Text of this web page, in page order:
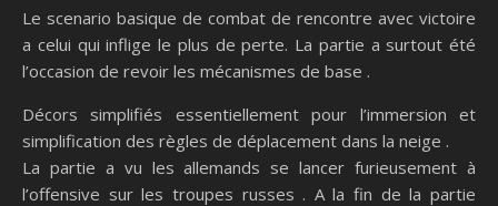
Le scenario basique de combat de rencontre avec victoire
a celui qui inflige le plus de perte. La partie a surtout été
l’occasion de revoir les mécanismes de base .
Décors simplifiés essentiellement pour l’immersion et
simplification des règles de déplacement dans la neige .
La partie a vu les allemands se lancer furieusement à
l’offensive sur les troupes russes . A la fin de la partie